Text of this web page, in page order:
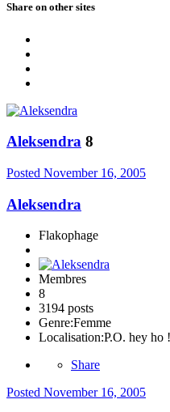
Share on other sites
Aleksendra 8
Posted November 16, 2005
Aleksendra
Flakophage
Membres
8
3194 posts
Genre:Femme
Localisation:P.O. hey ho !
Share
Posted November 16, 2005